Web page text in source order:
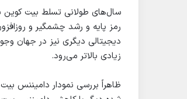
رمز پایه و رشد چشمگیر و
دیجیتالی دیگری نیز در جهان
زیادی بالاتر می‌رود.
ظاهراً بررسی نمودار دامیننس